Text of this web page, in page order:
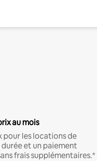
au mois
pour les locations de
et un paiement
frais supplémentaires.*